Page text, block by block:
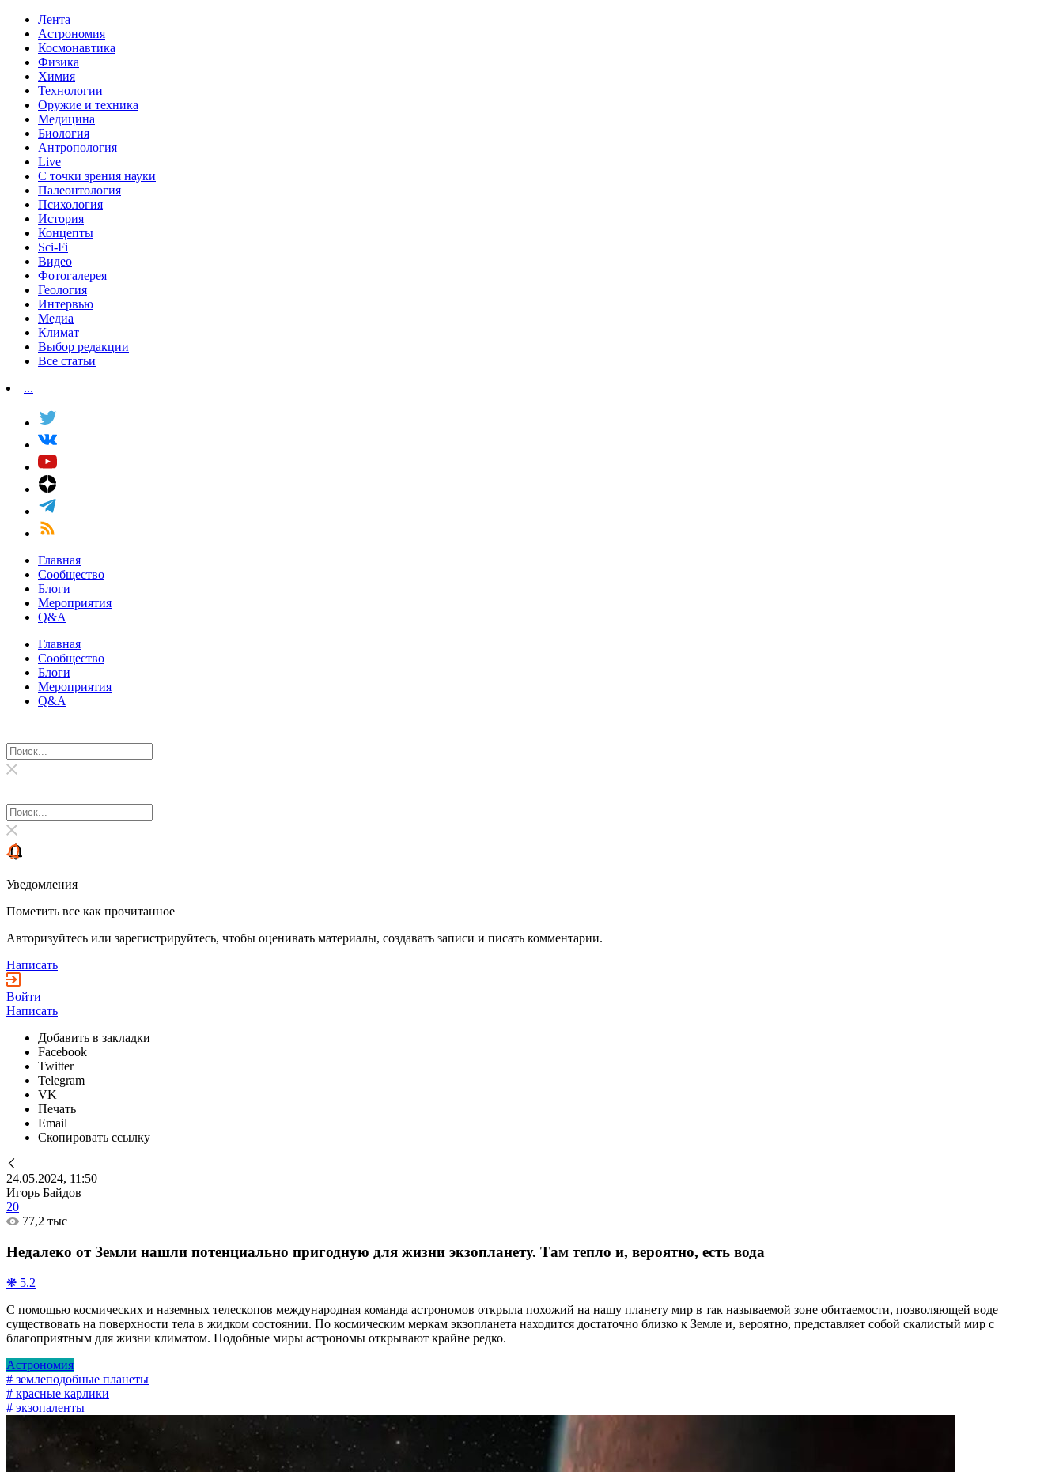
Лента
Астрономия
Космонавтика
Физика
Химия
Технологии
Оружие и техника
Медицина
Биология
Антропология
Live
С точки зрения науки
Палеонтология
Психология
История
Концепты
Sci-Fi
Видео
Фотогалерея
Геология
Интервью
Медиа
Климат
Выбор редакции
Все статьи
...
Главная
Сообщество
Блоги
Мероприятия
Q&A
Главная
Сообщество
Блоги
Мероприятия
Q&A
Уведомления
Пометить все как прочитанное
Авторизуйтесь или зарегистрируйтесь, чтобы оценивать материалы, создавать записи и писать комментарии.
Написать
Войти
Написать
Добавить в закладки
Facebook
Twitter
Telegram
VK
Печать
Email
Скопировать ссылку
24.05.2024, 11:50
Игорь Байдов
20
77,2 тыс
Недалеко от Земли нашли потенциально пригодную для жизни экзопланету. Там тепло и, вероятно, есть вода
❋ 5.2
С помощью космических и наземных телескопов международная команда астрономов открыла похожий на нашу планету мир в так называемой зоне обитаемости, позволяющей воде
существовать на поверхности тела в жидком состоянии. По космическим меркам экзопланета находится достаточно близко к Земле и, вероятно, представляет собой скалистый мир с
благоприятным для жизни климатом. Подобные миры астрономы открывают крайне редко.
Астрономия
# землеподобные планеты
# красные карлики
# экзопаленты